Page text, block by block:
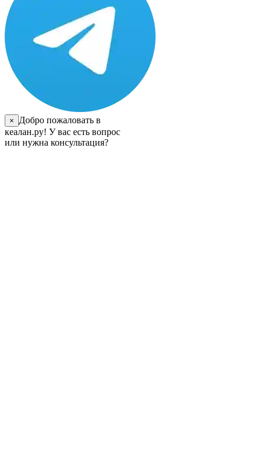
×
Добро пожаловать в
кеалан.ру! У вас есть вопрос
или нужна консультация?